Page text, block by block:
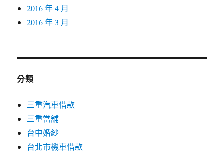
2016 年 4 月
2016 年 3 月
分類
三重汽車借款
三重當舖
台中婚紗
台北市機車借款